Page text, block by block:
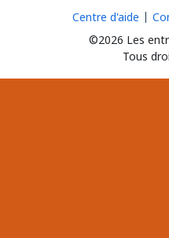
©2026 Les
Tous
Centre d'aide